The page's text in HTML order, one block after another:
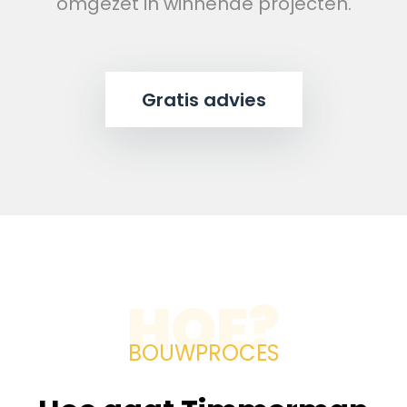
Gratis advies
HOE?
BOUWPROCES